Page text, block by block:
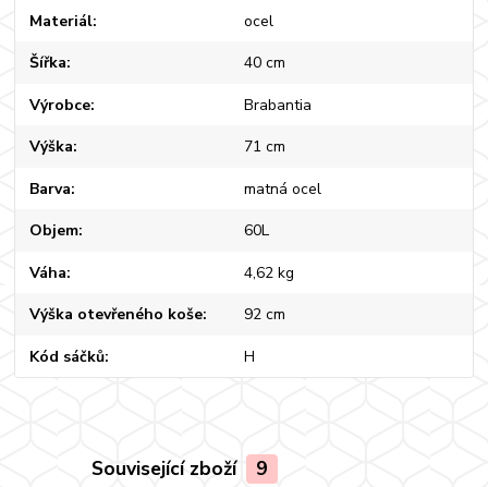
Materiál ocel
Šířka 40 cm
Výrobce Brabantia
Výška 71 cm
Barva matná ocel
Objem 60L
Váha 4,62 kg
Výška otevřeného koše 92 cm
Kód sáčků H
Související zboží 9